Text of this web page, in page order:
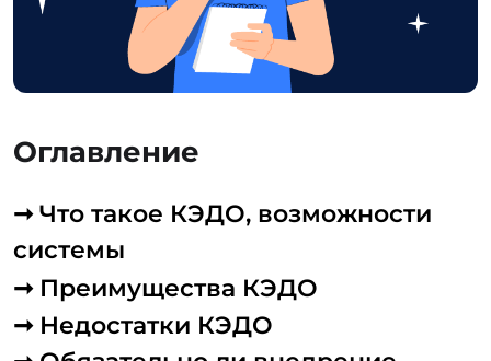
➞ Что такое КЭДО, возможности
➞ Преимущества КЭДО
➞ Обязательно ли внедрение
➞ Документы, подлежащие
подписи в КЭДО
➞ Какие документы нужно
печатать на бумаге
➞ Какие электронные подписи
Оглавление